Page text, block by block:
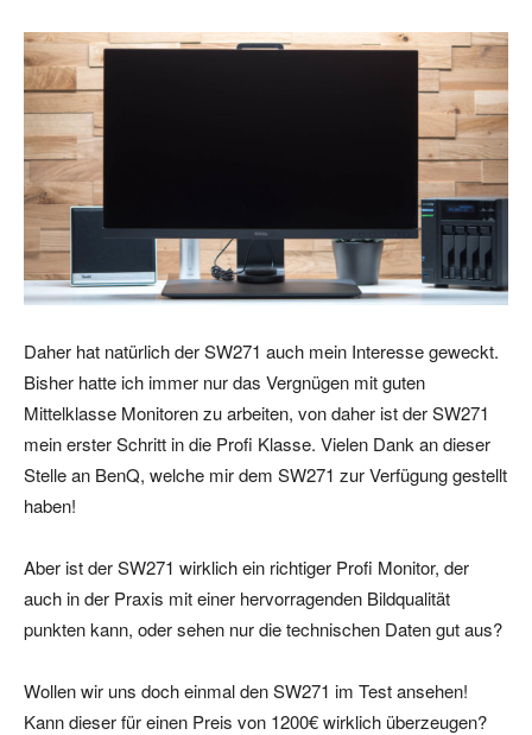
Daher hat natürlich der SW271 auch mein Interesse geweckt.
Bisher hatte ich immer nur das Vergnügen mit guten
Mittelklasse Monitoren zu arbeiten, von daher ist der SW271
mein erster Schritt in die Profi Klasse. Vielen Dank an dieser
Stelle an BenQ, welche mir dem SW271 zur Verfügung gestellt
haben!
Aber ist der SW271 wirklich ein richtiger Profi Monitor, der
auch in der Praxis mit einer hervorragenden Bildqualität
punkten kann, oder sehen nur die technischen Daten gut aus?
Wollen wir uns doch einmal den SW271 im Test ansehen!
Kann dieser für einen Preis von 1200€ wirklich überzeugen?